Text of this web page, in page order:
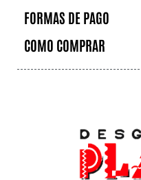
FORMAS DE PAGO
COMO COMPRAR